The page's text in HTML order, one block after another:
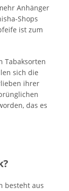
Anhänger
Shops
ist zum
Tabaksorten
sich die
ihrer
das es
besteht aus